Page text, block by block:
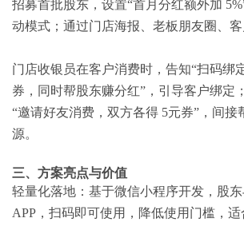
招募首批股东，设置“首月分红额外加
动模式；通过门店海报、老板朋友圈、客
门店收银员在客户消费时，告知“扫码绑
券，同时帮股东赚分红”，引导客户绑定
“邀请好友消费，双方各得 5元券”，间接
源。
三、方案亮点与价值
轻量化落地：基于微信小程序开发，股
APP，扫码即可使用，降低使用门槛，